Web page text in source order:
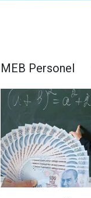
MEB Personel